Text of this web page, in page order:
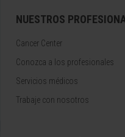
NUESTROS
Cancer Center
Conozca a los profesionales
Servicios médicos
Trabaje con nosotros